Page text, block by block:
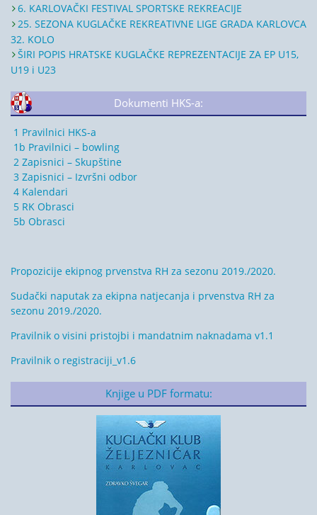
6. KARLOVAČKI FESTIVAL SPORTSKE REKREACIJE
25. SEZONA KUGLAČKE REKREATIVNE LIGE GRADA KARLOVCA
32. KOLO
ŠIRI POPIS HRATSKE KUGLAČKE REPREZENTACIJE ZA EP U15,
U19 i U23
Dokumenti HKS-a:
1 Pravilnici HKS-a
1b Pravilnici – bowling
2 Zapisnici – Skupštine
3 Zapisnici – Izvršni odbor
4 Kalendari
5 RK Obrasci
5b Obrasci
Propozicije ekipnog prvenstva RH za sezonu 2019./2020.
Sudački naputak za ekipna natjecanja i prvenstva RH za
sezonu 2019./2020.
Pravilnik o visini pristojbi i mandatnim naknadama v1.1
Pravilnik o registraciji_v1.6
Knjige u PDF formatu: